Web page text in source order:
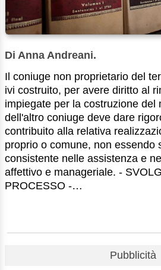
Di Anna Andreani.
Il coniuge non proprietario del
ivi costruito, per avere diritto al
impiegate per la costruzione del
dell'altro coniuge deve dare
contribuito alla relativa
proprio o comune, non essendo
consistente nelle assistenza e
affettivo e manageriale. -
PROCESSO -…
Pubblicità